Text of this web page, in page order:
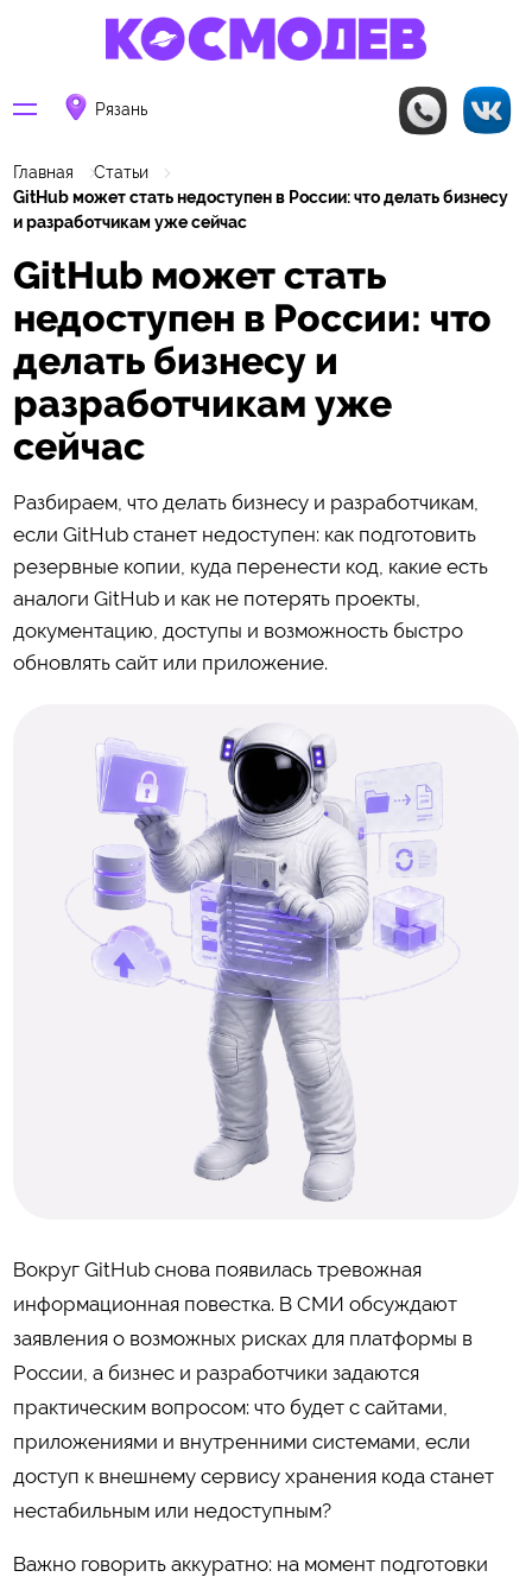
Рязань
Главная
Статьи
GitHub может стать недоступен в России: что делать бизнесу
и разработчикам уже сейчас
GitHub может стать
недоступен в России: что
делать бизнесу и
разработчикам уже
сейчас
Разбираем, что делать бизнесу и разработчикам,
если GitHub станет недоступен: как подготовить
резервные копии, куда перенести код, какие есть
аналоги GitHub и как не потерять проекты,
документацию, доступы и возможность быстро
обновлять сайт или приложение.
Вокруг GitHub снова появилась тревожная
информационная повестка. В СМИ обсуждают
заявления о возможных рисках для платформы в
России, а бизнес и разработчики задаются
практическим вопросом: что будет с сайтами,
приложениями и внутренними системами, если
доступ к внешнему сервису хранения кода станет
нестабильным или недоступным?
Важно говорить аккуратно: на момент подготовки